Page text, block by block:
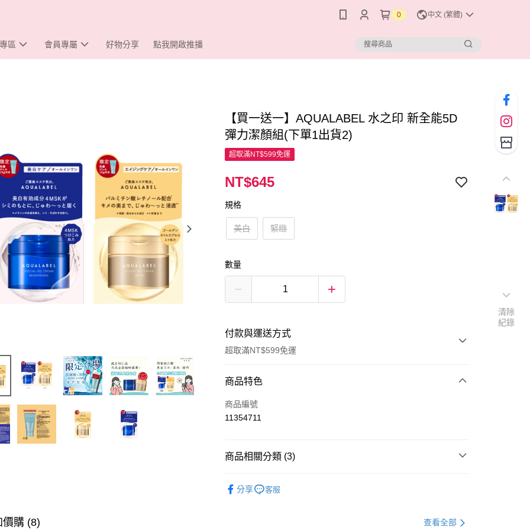
0 中文 (繁體)
區 會員專屬 好物分享 點我開啟推播
【買一送一】AQUALABEL 水之印 新全能5D
彈力潔顏組(下單1出貨2)
超取滿NT$599免運
NT$645
規格
美白 緊緻
數量
付款與運送方式
超取滿NT$599免運
付款方式
信用卡一次付款
街口支付
商品特色
商品編號
11354711
商品相關分類 (3)
分享 客服
價購 (8) 查看全部
清除
紀錄